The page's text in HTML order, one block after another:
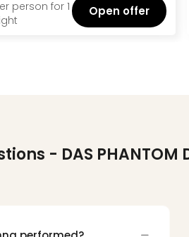
person for 1
Open offer
- DAS